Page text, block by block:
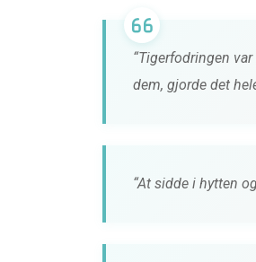
“Tigerfodringen
dem, gjorde det
“At sidde i hytten